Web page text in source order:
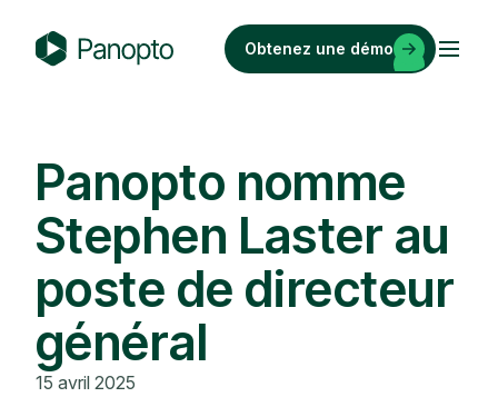
o
p
t
o
Obtenez une démo
Panopto nomme
Stephen Laster au
poste de directeur
général
15 avril 2025